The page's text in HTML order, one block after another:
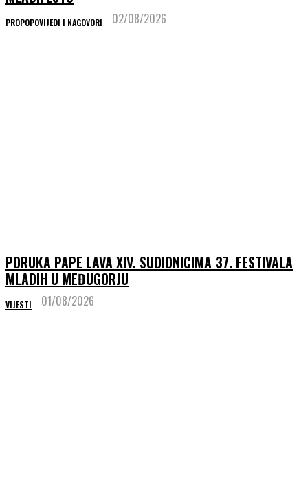
PROPOPOVIJEDI I NAGOVORI 02/08/2026
PORUKA PAPE LAVA XIV. SUDIONICIMA 37. FESTIVALA
MLADIH U MEĐUGORJU
VIJESTI 01/08/2026